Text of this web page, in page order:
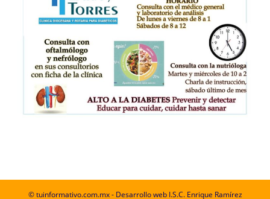
© tuinformativo.com.mx - Desarrollo web I.S.C. Enrique Ramírez